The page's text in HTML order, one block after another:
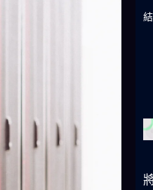
,以後免除晚餐吃什麽的煩